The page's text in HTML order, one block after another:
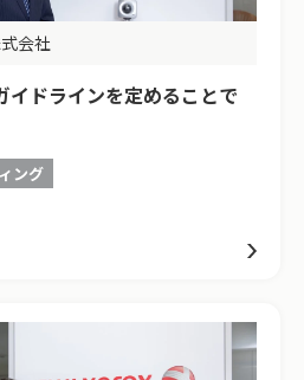
会社
イドラインを定めることで
ング